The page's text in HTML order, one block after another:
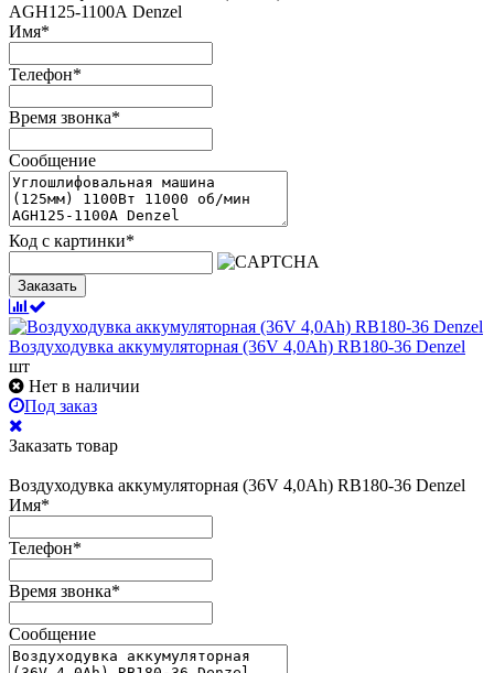
AGH125-1100А Denzel
Имя*
Телефон*
Время звонка*
Сообщение
Код с картинки*
Заказать
Воздуходувка аккумуляторная (36V 4,0Ah) RB180-36 Denzel
шт
Нет в наличии
Под заказ
Заказать товар
Воздуходувка аккумуляторная (36V 4,0Ah) RB180-36 Denzel
Имя*
Телефон*
Время звонка*
Сообщение